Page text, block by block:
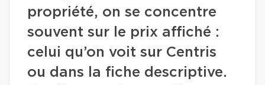
propriété, on se concentre
souvent sur le prix affiché :
celui qu’on voit sur Centris
ou dans la fiche descriptive.